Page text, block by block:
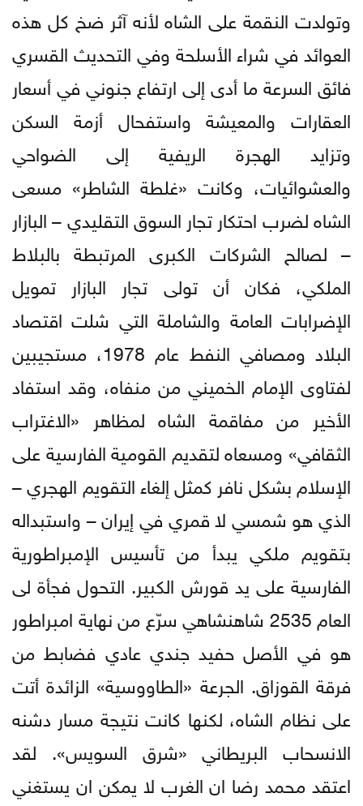
وتولدت النقمة على الشاه لأنه آثر ضخ كل هذه
العوائد في شراء الأسلحة وفي التحديث القسري
فائق السرعة ما أدى إلى ارتفاع جنوني في أسعار
العقارات والمعيشة واستفحال أزمة السكن
وتزايد الهجرة الريفية إلى الضواحي
والعشوائيات، وكانت «غلطة الشاطر» مسعى
الشاه لضرب احتكار تجار السوق التقليدي – البازار
– لصالح الشركات الكبرى المرتبطة بالبلاط
الملكي، فكان أن تولى تجار البازار تمويل
الإضرابات العامة والشاملة التي شلت اقتصاد
البلاد ومصافي النفط عام 1978، مستجيبين
لفتاوى الإمام الخميني من منفاه، وقد استفاد
الأخير من مفاقمة الشاه لمظاهر «الاغتراب
الثقافي» ومسعاه لتقديم القومية الفارسية على
الإسلام بشكل نافر كمثل إلغاء التقويم الهجري –
الذي هو شمسي لا قمري في إيران – واستبداله
بتقويم ملكي يبدأ من تأسيس الإمبراطورية
الفارسية على يد قورش الكبير. التحول فجأة لى
العام 2535 شاهنشاهي سرّع من نهاية امبراطور
هو في الأصل حفيد جندي عادي فضابط من
فرقة القوزاق. الجرعة «الطاووسية» الزائدة أتت
على نظام الشاه، لكنها كانت نتيجة مسار دشنه
الانسحاب البريطاني «شرق السويس». لقد
اعتقد محمد رضا ان الغرب لا يمكن ان يستغني